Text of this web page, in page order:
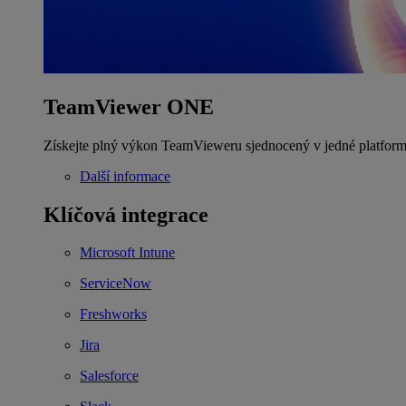
TeamViewer ONE
Získejte plný výkon TeamVieweru sjednocený v jedné
Další informace
Klíčová integrace
Microsoft Intune
ServiceNow
Freshworks
Jira
Salesforce